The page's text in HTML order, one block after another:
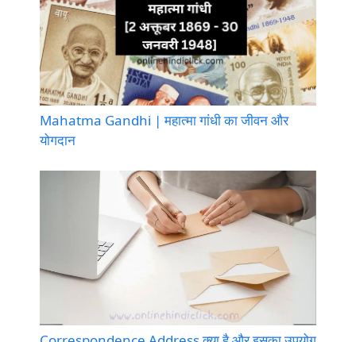
Mahatma Gandhi | महात्मा गांधी का जीवन और
योगदान